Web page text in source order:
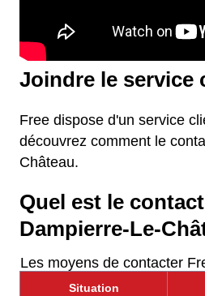
Joindre le service
Free dispose d'un service
découvrez comment le
Château.
Quel est le
Dampierre-Le-
Les moyens de contacter
Situation